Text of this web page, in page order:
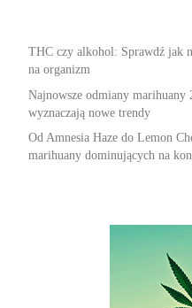
THC czy alkohol: Sprawdź jak
na organizm
Najnowsze odmiany
wyznaczają nowe trendy
Od Amnesia Haze do Lemon
marihuany dominujących na